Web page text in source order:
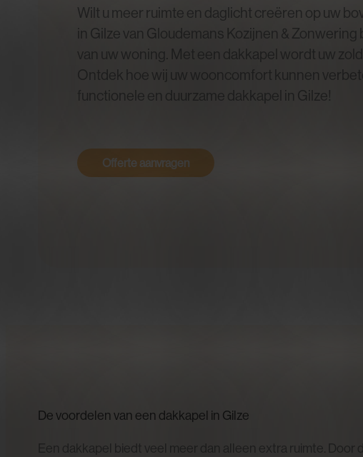
Wilt u meer ruimte en daglicht creëren op uw
in Gilze van Gloudemans Kozijnen &
van uw woning. Met een dakkapel wordt uw
Ontdek hoe wij uw wooncomfort kunnen
functionele en duurzame dakkapel in Gilze!
Offerte aanvragen
De voordelen van een dakkapel in Gilze
Een dakkapel biedt veel meer dan alleen extra ruimte.